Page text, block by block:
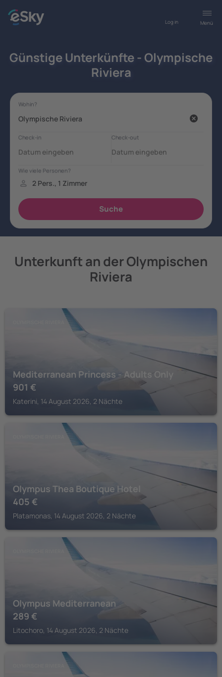
Menü
Log in
Günstige Unterkünfte - Olympische
Riviera
Unterkunft an der Olympischen
Riviera
Mediterranean Princess - Adults Only
901 €
Katerini, 14 August 2026, 2 Nächte
Olympus Thea Boutique Hotel
405 €
Platamonas, 14 August 2026, 2 Nächte
Olympus Mediterranean
289 €
Litochoro, 14 August 2026, 2 Nächte